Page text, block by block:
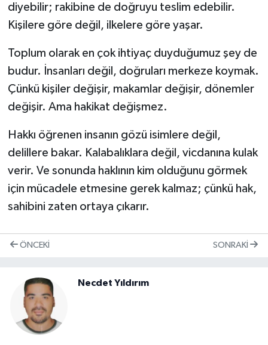
diyebilir; rakibine de doğruyu teslim edebilir.
Kişilere göre değil, ilkelere göre yaşar.
Toplum olarak en çok ihtiyaç duyduğumuz şey de
budur. İnsanları değil, doğruları merkeze koymak.
Çünkü kişiler değişir, makamlar değişir, dönemler
değişir. Ama hakikat değişmez.
Hakkı öğrenen insanın gözü isimlere değil,
delillere bakar. Kalabalıklara değil, vicdanına kulak
verir. Ve sonunda haklının kim olduğunu görmek
için mücadele etmesine gerek kalmaz; çünkü hak,
sahibini zaten ortaya çıkarır.
ÖNCEKI SONRAKI
Necdet Yıldırım